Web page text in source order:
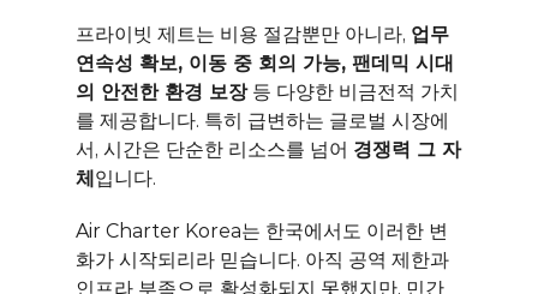
프라이빗 제트는 비용 절감뿐만 아니라, 업무
연속성 확보, 이동 중 회의 가능, 팬데믹 시대
의 안전한 환경 보장 등 다양한 비금전적 가치
를 제공합니다. 특히 급변하는 글로벌 시장에
서, 시간은 단순한 리소스를 넘어 경쟁력 그 자
체입니다.
Air Charter Korea는 한국에서도 이러한 변
화가 시작되리라 믿습니다. 아직 공역 제한과
인프라 부족으로 활성화되지 못했지만, 민간